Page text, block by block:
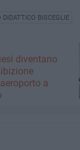
DIDATTICO BISCEGLIE
diventano
a